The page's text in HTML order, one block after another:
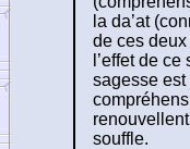
la da’at
de ces
l’effet de
sagesse
souffle.